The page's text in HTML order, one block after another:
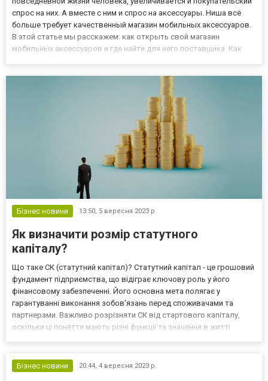
спрос на них. А вместе с ним и спрос на аксессуары. Ниша всё
больше требует качественный магазин мобильных аксессуаров.
В этой статье мы расскажем: как открыть свой магазин
мобильных аксессуаров и где найти для него поставщика. Как
Бізнес новини 13:50, 5 вересня 2023 р.
Як визначити розмір статутного
капіталу?
Що таке СК (статутний капітал)? Статутний капітал - це грошовий
фундамент підприємства, що відіграє ключову роль у його
фінансовому забезпеченні. Його основна мета полягає у
гарантуванні виконання зобов'язань перед споживачами та
партнерами. Важливо розрізняти СК від стартового капіталу,
оскільки ці поняття мають різні функції та значення в житті
Бізнес новини
20:44, 4 вересня 2023 р.